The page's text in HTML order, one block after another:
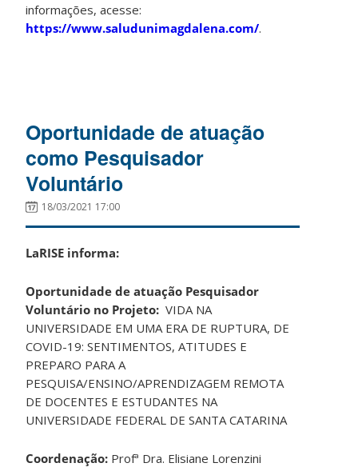
informações, acesse:
https://www.saludunimagdalena.com/.
Oportunidade de atuação
como Pesquisador
Voluntário
18/03/2021 17:00
LaRISE informa:
Oportunidade de atuação Pesquisador
Voluntário no Projeto: VIDA NA
UNIVERSIDADE EM UMA ERA DE RUPTURA, DE
COVID-19: SENTIMENTOS, ATITUDES E
PREPARO PARA A
PESQUISA/ENSINO/APRENDIZAGEM REMOTA
DE DOCENTES E ESTUDANTES NA
UNIVERSIDADE FEDERAL DE SANTA CATARINA
Coordenação: Profª Dra. Elisiane Lorenzini